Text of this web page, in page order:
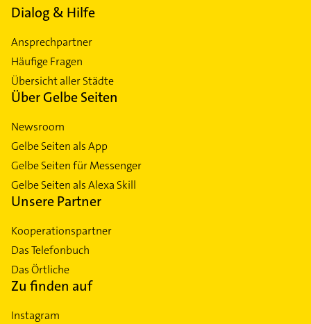
Dialog & Hilfe
Ansprechpartner
Häufige Fragen
Übersicht aller Städte
Über Gelbe Seiten
Newsroom
Gelbe Seiten als App
Gelbe Seiten für Messenger
Gelbe Seiten als Alexa Skill
Unsere Partner
Kooperationspartner
Das Telefonbuch
Das Örtliche
Zu finden auf
Instagram